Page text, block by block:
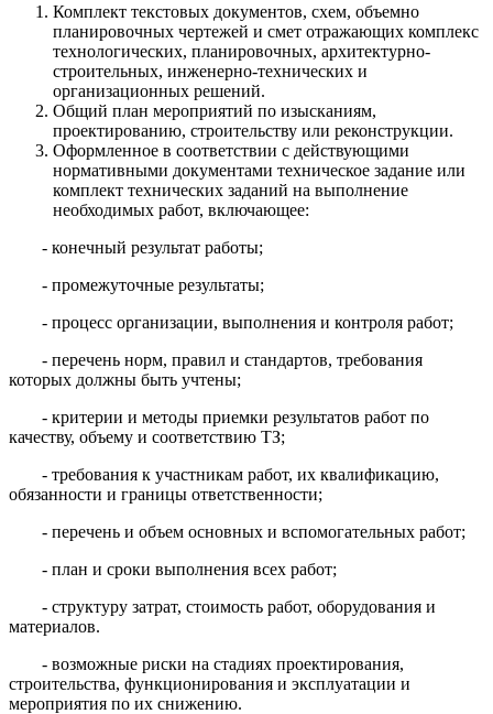
Комплект текстовых документов, схем, объемно
планировочных чертежей и смет отражающих комплекс
технологических, планировочных, архитектурно-
строительных, инженерно-технических и
организационных решений.
Общий план мероприятий по изысканиям,
проектированию, строительству или реконструкции.
Оформленное в соответствии с действующими
нормативными документами техническое задание или
комплект технических заданий на выполнение
необходимых работ, включающее:
- конечный результат работы;
- промежуточные результаты;
- процесс организации, выполнения и контроля работ;
- перечень норм, правил и стандартов, требования
которых должны быть учтены;
- критерии и методы приемки результатов работ по
качеству, объему и соответствию ТЗ;
- требования к участникам работ, их квалификацию,
обязанности и границы ответственности;
- перечень и объем основных и вспомогательных работ;
- план и сроки выполнения всех работ;
- структуру затрат, стоимость работ, оборудования и
материалов.
- возможные риски на стадиях проектирования,
строительства, функционирования и эксплуатации и
мероприятия по их снижению.